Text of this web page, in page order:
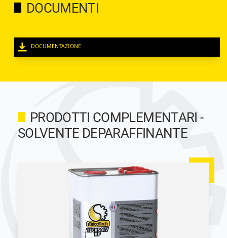
DOCUMENTI
DOCUMENTAZIONE
PRODOTTI COMPLEMENTARI -
SOLVENTE DEPARAFFINANTE